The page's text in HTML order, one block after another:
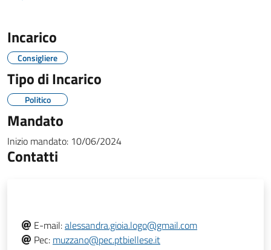
Incarico
Consigliere
Tipo di Incarico
Politico
Mandato
Inizio mandato: 10/06/2024
Contatti
E-mail:alessandra.gioia.logo@gmail.com
Pec: muzzano@pec.ptbiellese.it